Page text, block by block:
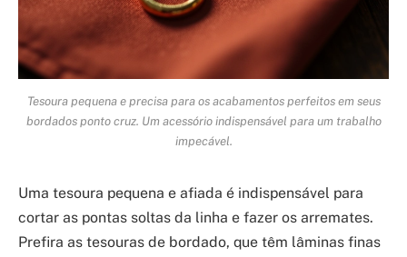
Tesoura pequena e precisa para os acabamentos perfeitos em seus
bordados ponto cruz. Um acessório indispensável para um trabalho
impecável.
Uma tesoura pequena e afiada é indispensável para
cortar as pontas soltas da linha e fazer os arremates.
Prefira as tesouras de bordado, que têm lâminas finas